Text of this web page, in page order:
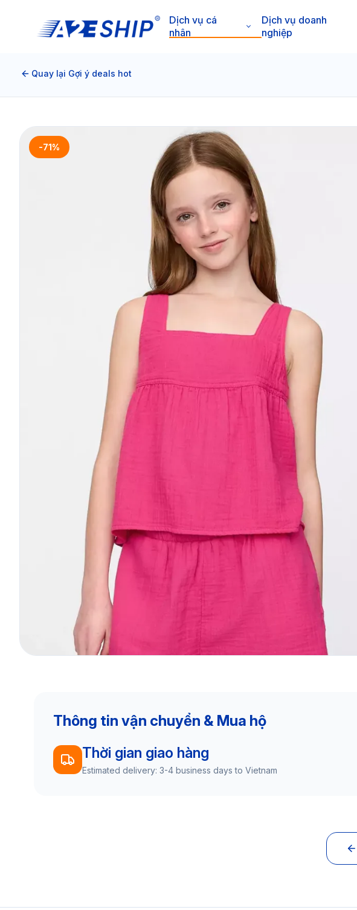
Dịch vụ cá
nhân
Dịch vụ doanh
nghiệp
Quay lại Gợi ý deals hot
-71%
Thông tin vận chuyển & Mua hộ
Thời gian giao hàng
Estimated delivery: 3-4 business days to Vietnam